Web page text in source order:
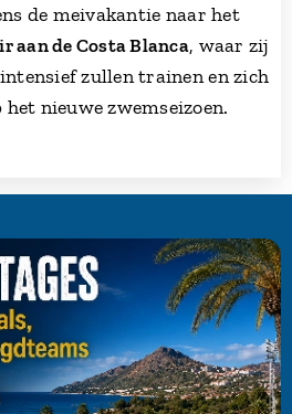
de meivakantie naar het
aan de Costa Blanca, waar zij
zullen trainen en zich
nieuwe zwemseizoen.